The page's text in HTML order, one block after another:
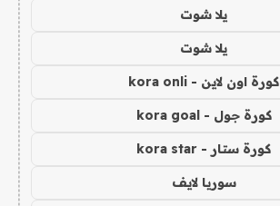
يلا شوت
يلا شوت
كورة اون لاين - kora onli
كورة جول - kora goal
كورة ستار - kora star
سوريا لايف